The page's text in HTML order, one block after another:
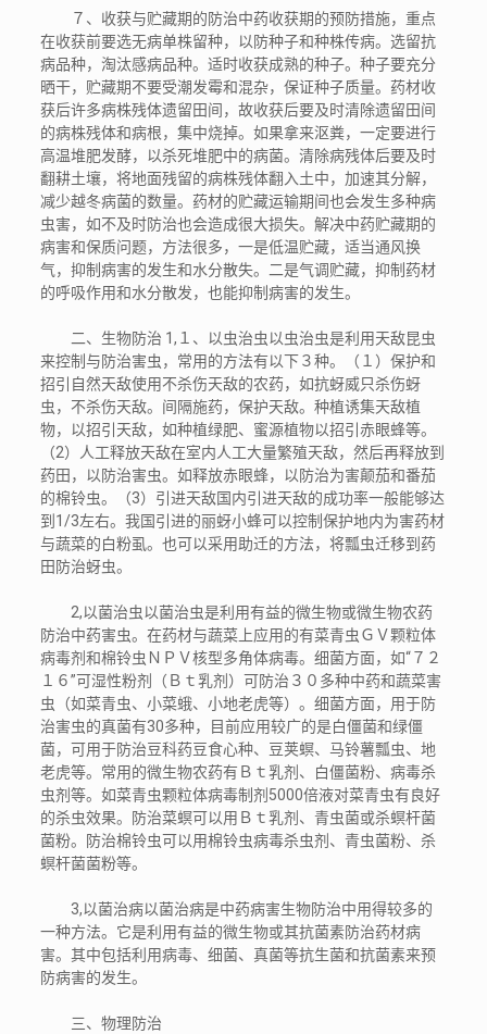
７、收获与贮藏期的防治中药收获期的预防措施，重点
在收获前要选无病单株留种，以防种子和种株传病。选留抗
病品种，淘汰感病品种。适时收获成熟的种子。种子要充分
晒干，贮藏期不要受潮发霉和混杂，保证种子质量。药材收
获后许多病株残体遗留田间，故收获后要及时清除遗留田间
的病株残体和病根，集中烧掉。如果拿来沤粪，一定要进行
高温堆肥发酵，以杀死堆肥中的病菌。清除病残体后要及时
翻耕土壤，将地面残留的病株残体翻入土中，加速其分解，
减少越冬病菌的数量。药材的贮藏运输期间也会发生多种病
虫害，如不及时防治也会造成很大损失。解决中药贮藏期的
病害和保质问题，方法很多，一是低温贮藏，适当通风换
气，抑制病害的发生和水分散失。二是气调贮藏，抑制药材
的呼吸作用和水分散发，也能抑制病害的发生。
二、生物防治 1,１、以虫治虫以虫治虫是利用天敌昆虫
来控制与防治害虫，常用的方法有以下３种。（１）保护和
招引自然天敌使用不杀伤天敌的农药，如抗蚜威只杀伤蚜
虫，不杀伤天敌。间隔施药，保护天敌。种植诱集天敌植
物，以招引天敌，如种植绿肥、蜜源植物以招引赤眼蜂等。
（2）人工释放天敌在室内人工大量繁殖天敌，然后再释放到
药田，以防治害虫。如释放赤眼蜂，以防治为害颠茄和番茄
的棉铃虫。（3）引进天敌国内引进天敌的成功率一般能够达
到1/3左右。我国引进的丽蚜小蜂可以控制保护地内为害药材
与蔬菜的白粉虱。也可以采用助迁的方法，将瓢虫迁移到药
田防治蚜虫。
2,以菌治虫以菌治虫是利用有益的微生物或微生物农药
防治中药害虫。在药材与蔬菜上应用的有菜青虫ＧＶ颗粒体
病毒剂和棉铃虫ＮＰＶ核型多角体病毒。细菌方面，如“７２
１６”可湿性粉剂（Ｂｔ乳剂）可防治３０多种中药和蔬菜害
虫（如菜青虫、小菜蛾、小地老虎等）。细菌方面，用于防
治害虫的真菌有30多种，目前应用较广的是白僵菌和绿僵
菌，可用于防治豆科药豆食心种、豆荚螟、马铃薯瓢虫、地
老虎等。常用的微生物农药有Ｂｔ乳剂、白僵菌粉、病毒杀
虫剂等。如菜青虫颗粒体病毒制剂5000倍液对菜青虫有良好
的杀虫效果。防治菜螟可以用Ｂｔ乳剂、青虫菌或杀螟杆菌
菌粉。防治棉铃虫可以用棉铃虫病毒杀虫剂、青虫菌粉、杀
螟杆菌菌粉等。
3,以菌治病以菌治病是中药病害生物防治中用得较多的
一种方法。它是利用有益的微生物或其抗菌素防治药材病
害。其中包括利用病毒、细菌、真菌等抗生菌和抗菌素来预
防病害的发生。
三、物理防治